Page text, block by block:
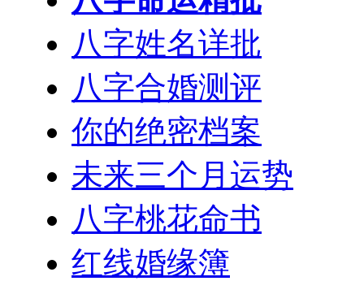
八字姓名详批
八字合婚测评
你的绝密档案
未来三个月运势
八字桃花命书
红线婚缘簿